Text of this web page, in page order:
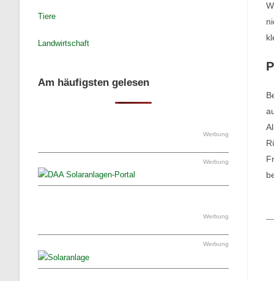
Tiere
Landwirtschaft
Am häufigsten gelesen
Werbung
Werbung
Werbung
Werbung